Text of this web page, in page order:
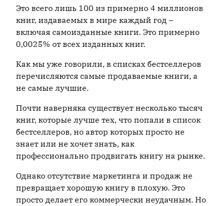
Это всего лишь 100 из примерно 4 миллионов
книг, издаваемых в мире каждый год –
включая самоизданные книги. Это примерно
0,0025% от всех изданных книг.
Как мы уже говорили, в списках бестселлеров
перечисляются самые продаваемые книги, а
не самые лучшие.
Почти наверняка существует несколько тысяч
книг, которые лучше тех, что попали в список
бестселлеров, но автор которых просто не
знает или не хочет знать, как
профессионально продвигать книгу на рынке.
Однако отсутствие маркетинга и продаж не
превращает хорошую книгу в плохую. Это
просто делает его коммерчески неудачным. Но